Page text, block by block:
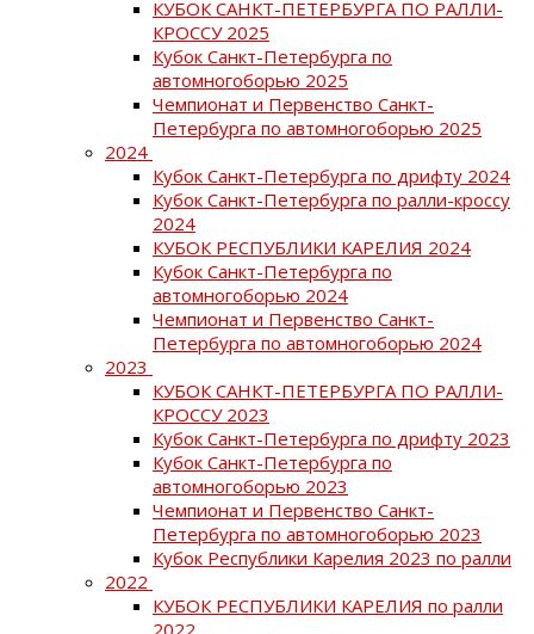
КУБОК САНКТ-ПЕТЕРБУРГА ПО РАЛЛИ-
КРОССУ 2025
Кубок Санкт-Петербурга по
автомногоборью 2025
Чемпионат и Первенство Санкт-
Петербурга по автомногоборью 2025
2024
Кубок Санкт-Петербурга по дрифту 2024
Кубок Санкт-Петербурга по ралли-кроссу
2024
КУБОК РЕСПУБЛИКИ КАРЕЛИЯ 2024
Кубок Санкт-Петербурга по
автомногоборью 2024
Чемпионат и Первенство Санкт-
Петербурга по автомногоборью 2024
2023
КУБОК САНКТ-ПЕТЕРБУРГА ПО РАЛЛИ-
КРОССУ 2023
Кубок Санкт-Петербурга по дрифту 2023
Кубок Санкт-Петербурга по
автомногоборью 2023
Чемпионат и Первенство Санкт-
Петербурга по автомногоборью 2023
Кубок Республики Карелия 2023 по ралли
2022
КУБОК РЕСПУБЛИКИ КАРЕЛИЯ по ралли
2022